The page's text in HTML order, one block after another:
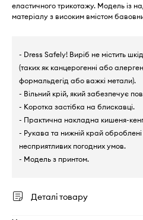
еластичного трикотажу. Модель із
матеріалу з високим вмістом
- Dress Safely! Виріб не містить
(таких як канцерогенні або
формальдегід або важкі метали).
- Вільний крій, який забезпечує
- Коротка застібка на блискавці.
- Практична накладна кишеня-
- Рукава та нижній край
несприятливих погодних умов.
- Модель з принтом.
Деталі товару